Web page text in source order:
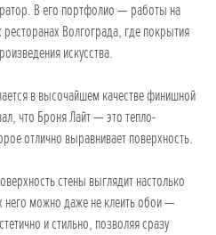
В его портфолио — работы на
Волгограда, где покрытия
искусства.
в высочайшем качестве финишной
что Броня Лайт — это тепло-
отлично выравнивает поверхность.
стены выглядит настолько
него можно даже не клеить обои —
и стильно, позволяя сразу